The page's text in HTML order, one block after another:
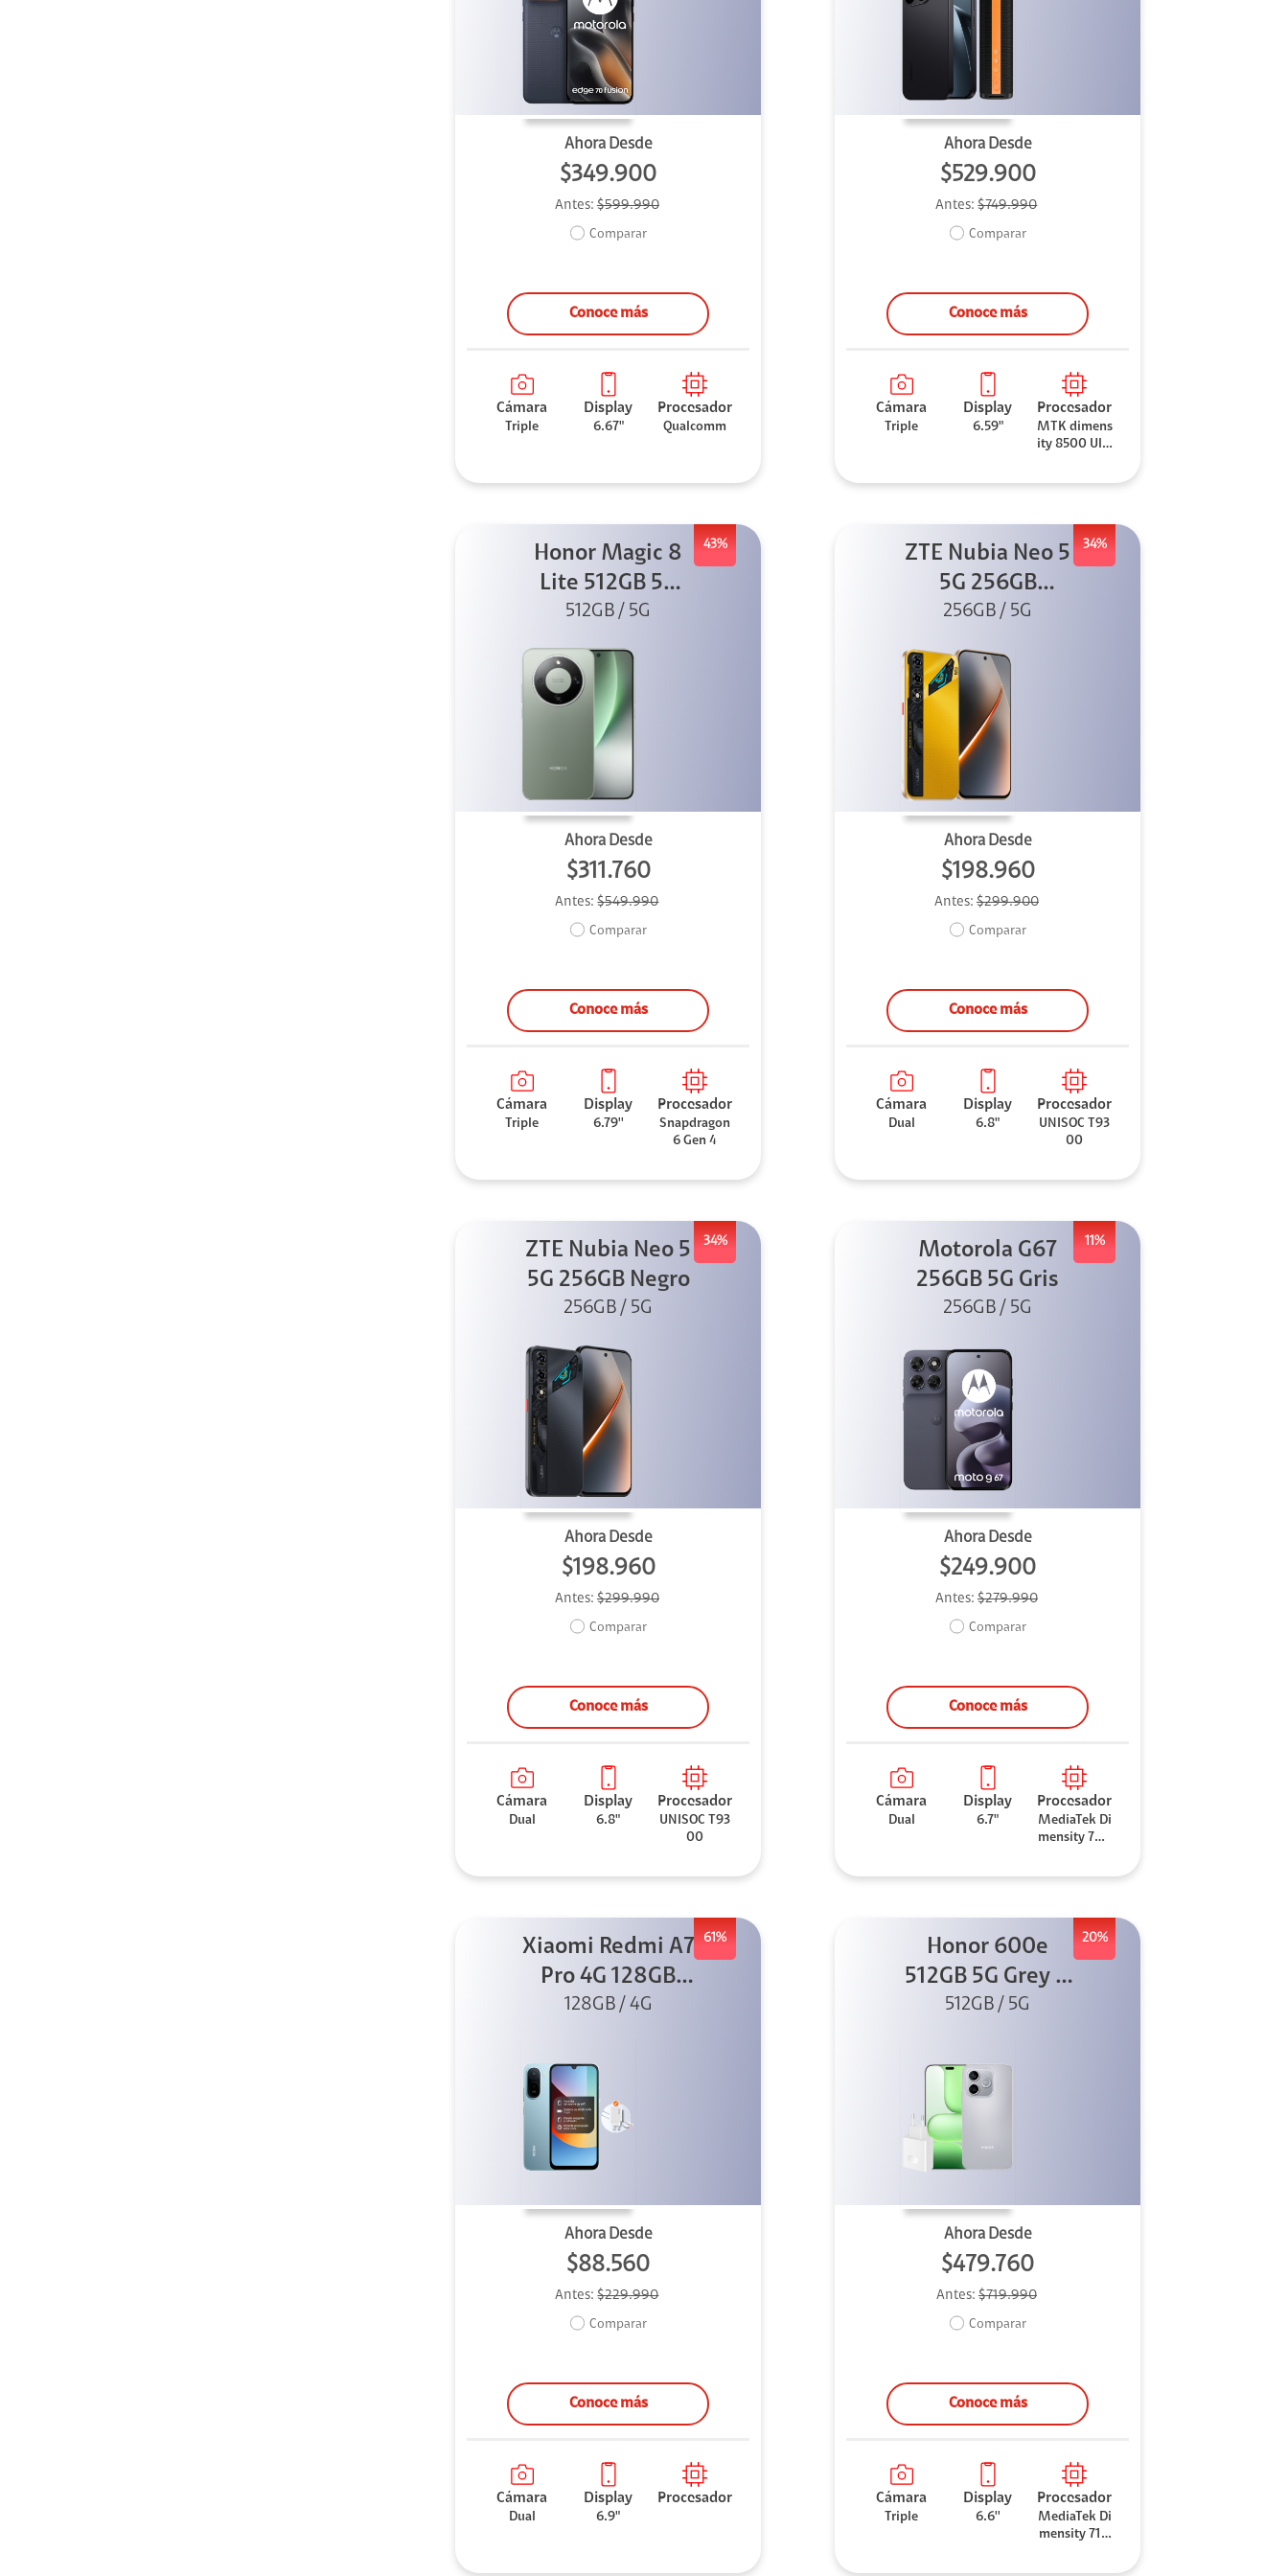
Ahora Desde
$349.900
Antes: $599.990
Comparar
Conoce más
Cámara
Triple
Display
6.67"
Procesador
Qualcomm
Ahora Desde
$529.900
Antes:$749.990
Comparar
Conoce más
Cámara
Triple
Display
6.59"
Procesador
MTK dimens
ity 8500 Ultr
43%
Honor Magic 8
Lite 512GB 5G
Verde
512GB / 5G
Ahora Desde
$311.760
Antes:$549.990
Comparar
Conoce más
Cámara
Triple
Display
6.79''
Procesador
Snapdragon
6 Gen 4
34%
ZTE Nubia Neo 5
5G 256GB
Dorado
256GB / 5G
Ahora Desde
$198.960
Antes: $299.900
Comparar
Conoce más
Cámara
Dual
Display
6.8"
Procesador
UNISOC T93
00
34%
ZTE Nubia Neo 5
5G 256GB Negro
256GB / 5G
Ahora Desde
$198.960
Antes: $299.990
Comparar
Conoce más
Cámara
Dual
Display
6.8"
Procesador
UNISOC T93
00
11%
Motorola G67
256GB 5G Gris
256GB / 5G
Ahora Desde
$249.900
Antes: $279.990
Comparar
Conoce más
Cámara
Dual
Display
6.7"
Procesador
MediaTek Di
mensity 706
61%
Xiaomi Redmi A7
Pro 4G 128GB
Azul + Cargador
128GB / 4G
Ahora Desde
$88.560
Antes:$229.990
Comparar
Conoce más
Cámara
Dual
Display
6.9"
Procesador
20%
Honor 600e
512GB 5G Grey +
45W
512GB / 5G
Ahora Desde
$479.760
Antes: $719.990
Comparar
Conoce más
Cámara
Triple
Display
6.6''
Procesador
MediaTek Di
mensity 710